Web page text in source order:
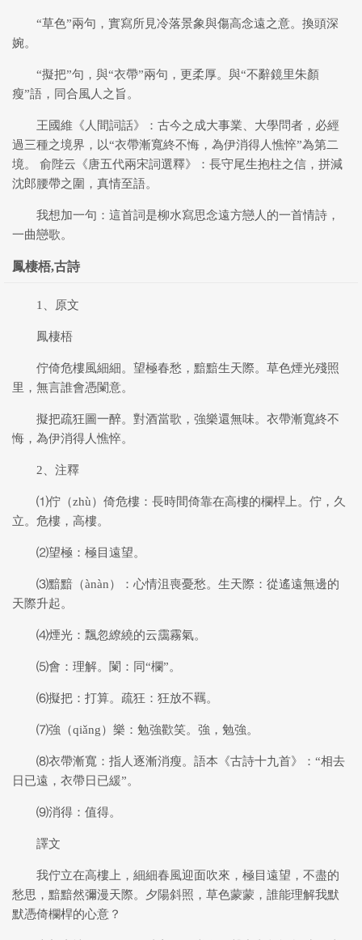
“草色”兩句，實寫所見冷落景象與傷高念遠之意。換頭深
婉。
“擬把”句，與“衣帶”兩句，更柔厚。與“不辭鏡里朱顏
瘦”語，同合風人之旨。
王國維《人間詞話》：古今之成大事業、大學問者，必經
過三種之境界，以“衣帶漸寬終不悔，為伊消得人憔悴”為第二
境。 俞陛云《唐五代兩宋詞選釋》：長守尾生抱柱之信，拼減
沈郎腰帶之圍，真情至語。
我想加一句：這首詞是柳水寫思念遠方戀人的一首情詩，
一曲戀歌。
鳳棲梧,古詩
1、原文
鳳棲梧
佇倚危樓風細細。望極春愁，黯黯生天際。草色煙光殘照
里，無言誰會憑闌意。
擬把疏狂圖一醉。對酒當歌，強樂還無味。衣帶漸寬終不
悔，為伊消得人憔悴。
2、注釋
⑴佇（zhù）倚危樓：長時間倚靠在高樓的欄桿上。佇，久
立。危樓，高樓。
⑵望極：極目遠望。
⑶黯黯（ànàn）：心情沮喪憂愁。生天際：從遙遠無邊的
天際升起。
⑷煙光：飄忽繚繞的云靄霧氣。
⑸會：理解。闌：同“欄”。
⑹擬把：打算。疏狂：狂放不羈。
⑺強（qiǎng）樂：勉強歡笑。強，勉強。
⑻衣帶漸寬：指人逐漸消瘦。語本《古詩十九首》：“相去
日已遠，衣帶日已緩”。
⑼消得：值得。
譯文
我佇立在高樓上，細細春風迎面吹來，極目遠望，不盡的
愁思，黯黯然彌漫天際。夕陽斜照，草色蒙蒙，誰能理解我默
默憑倚欄桿的心意？